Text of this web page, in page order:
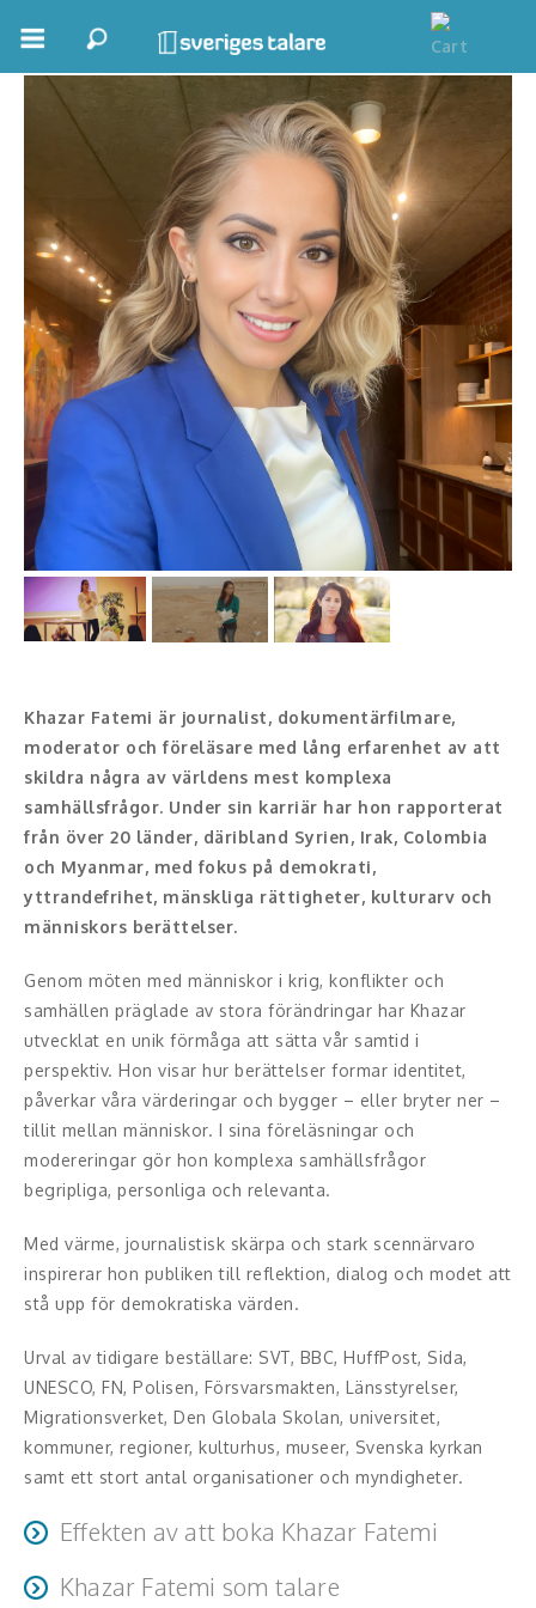
Boka ett möte
Samhällsnytta
Inspirerande Föreläsare
Personlig utveckling, målsättning
Life Stories & Trivsel
Keynote
Moderator, konferencier
Moderator
Konferencier
Workshopledare, facilitator
Underhållning och event
Event
Humoristiska föredrag
Konst
Middagsunderhållning
Musiker
Something a Little Different
Underhållning
Affärsnytta
Kända personer
Företagsledare
Idrottare och äventyrare
Kända musiker
Khazar Fatemi
Khazar Fatemi är journalist, dokumentärfilmare,
moderator och föreläsare med lång erfarenhet av att
skildra några av världens mest komplexa
samhällsfrågor. Under sin karriär har hon rapporterat
från över 20 länder, däribland Syrien, Irak, Colombia
och Myanmar, med fokus på demokrati,
yttrandefrihet, mänskliga rättigheter, kulturarv och
människors berättelser.
Genom möten med människor i krig, konflikter och
samhällen präglade av stora förändringar har Khazar
utvecklat en unik förmåga att sätta vår samtid i
perspektiv. Hon visar hur berättelser formar identitet,
påverkar våra värderingar och bygger – eller bryter ner –
tillit mellan människor. I sina föreläsningar och
modereringar gör hon komplexa samhällsfrågor
begripliga, personliga och relevanta.
Med värme, journalistisk skärpa och stark scennärvaro
inspirerar hon publiken till reflektion, dialog och modet att
stå upp för demokratiska värden.
Urval av tidigare beställare: SVT, BBC, HuffPost, Sida,
UNESCO, FN, Polisen, Försvarsmakten, Länsstyrelser,
Migrationsverket, Den Globala Skolan, universitet,
kommuner, regioner, kulturhus, museer, Svenska kyrkan
samt ett stort antal organisationer och myndigheter.
Effekten av att boka Khazar Fatemi
Khazars föreläsningar ger publiken nya perspektiv på
Khazar Fatemi som talare